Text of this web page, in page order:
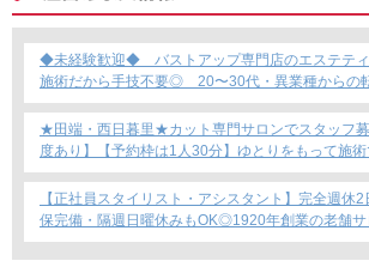
◆未経験歓迎◆ バストアップ専門店のエステテ
施術だから手技不要◎ 20〜30代・異業種からの
中！
★田端・西日暮里★カット専門サロンでスタッフ
度あり】【予約枠は1人30分】ゆとりをもって施
すい！これからカット専門店で働きたい方にもお
【正社員スタイリスト・アシスタント】完全週休
保完備・隔週日曜休みもOK◎1920年創業の老舗サ
か？